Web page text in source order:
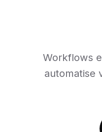
Workflows
automatise